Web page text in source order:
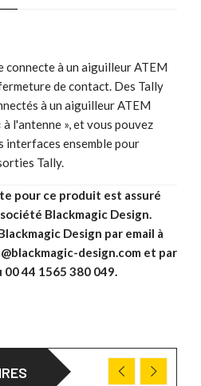
connecte à un aiguilleur ATEM
de contact. Des Tally
à un aiguilleur ATEM
l'antenne », et vous pouvez
interfaces ensemble pour
Tally.
pour ce produit est assuré
Blackmagic Design.
Design par email à
design.com et par
44 1565 380 049.